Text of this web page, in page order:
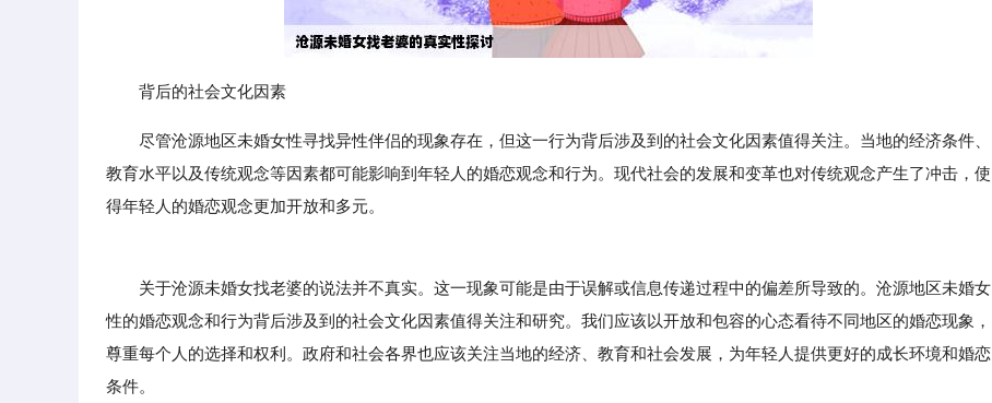
背后的社会文化因素
尽管沧源地区未婚女性寻找异性伴侣的现象存在，但这一行为背后涉及到的社会文化因素值得关注。当地的经济条件、
教育水平以及传统观念等因素都可能影响到年轻人的婚恋观念和行为。现代社会的发展和变革也对传统观念产生了冲击，使
得年轻人的婚恋观念更加开放和多元。
关于沧源未婚女找老婆的说法并不真实。这一现象可能是由于误解或信息传递过程中的偏差所导致的。沧源地区未婚女
性的婚恋观念和行为背后涉及到的社会文化因素值得关注和研究。我们应该以开放和包容的心态看待不同地区的婚恋现象，
尊重每个人的选择和权利。政府和社会各界也应该关注当地的经济、教育和社会发展，为年轻人提供更好的成长环境和婚恋
条件。